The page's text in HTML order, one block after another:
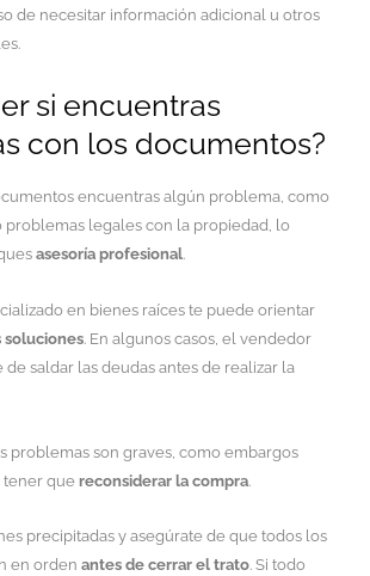
de necesitar información adicional u otros
si encuentras
con los documentos?
encuentras algún problema, como
problemas legales con la propiedad, lo
asesoría profesional.
en bienes raíces te puede orientar
soluciones . En algunos casos, el vendedor
de saldar las deudas antes de realizar la
problemas son graves, como embargos
tener que reconsiderar la compra
precipitadas y asegúrate de que todos los
en orden antes de cerrar el trato. Si todo